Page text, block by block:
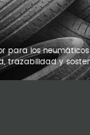
para los
trazabilidad y